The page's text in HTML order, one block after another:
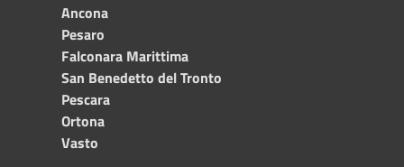
Ancona
Pesaro
Falconara Marittima
San Benedetto del Tronto
Pescara
Ortona
Vasto